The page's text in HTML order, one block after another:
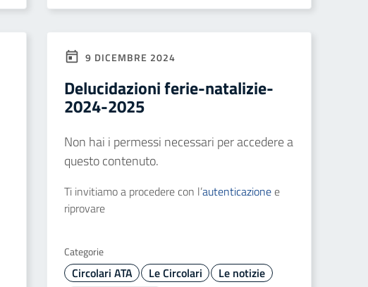
9 DICEMBRE 2024
Delucidazioni ferie-natalizie-
2024-2025
Non hai i permessi necessari per accedere a
questo contenuto.
Ti invitiamo a procedere con l’autenticazionee
riprovare
Categorie
Circolari ATA Le Circolari
Le notizie